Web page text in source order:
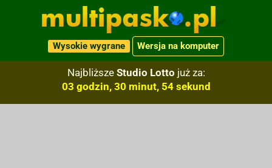
Wysokie wygrane Wersja na komputer
Najbliższe Studio Lotto już za:
03 godzin, 30 minut, 53 sekund